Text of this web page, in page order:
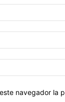
navegador la